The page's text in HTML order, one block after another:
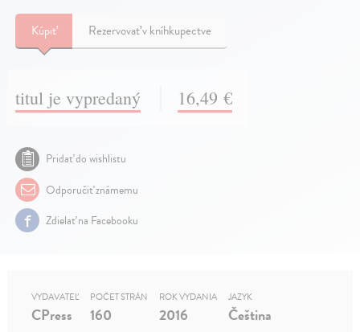
Kúpiť Rezervovať v kníhkupectve
titul je vypredaný 16,49 €
Pridať do wishlistu
Odporučiť známemu
Zdielať na Facebooku
VYDAVATEĽ
CPress
POČET STRÁN
160
ROK VYDANIA
2016
JAZYK
Čeština